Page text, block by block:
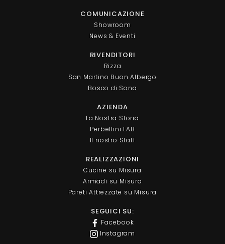
COMUNICAZIONE
Showroom
News & Eventi
RIVENDITORI
Rizza
San Martino Buon Albergo
Bosco di Sona
AZIENDA
La Nostra Storia
Perbellini LAB
Il nostro Staff
REALIZZAZIONI
Cucine su Misura
Armadi su Misura
Pareti Attrezzate su Misura
SEGUICI SU:
Facebook
Instagram